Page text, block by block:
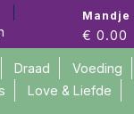
#9914 Mandje
€ 0.00
Draad Voeding
Love & Liefde